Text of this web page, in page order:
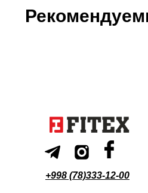
+998 (78)333-12-00